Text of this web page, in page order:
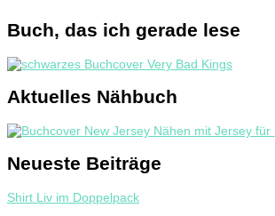
Buch, das ich gerade lese
Aktuelles Nähbuch
Neueste Beiträge
Shirt Liv im Doppelpack